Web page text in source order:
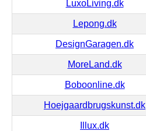
LuxoLiving.dk
Lepong.dk
DesignGaragen.dk
MoreLand.dk
Boboonline.dk
Hoejgaardbrugskunst.dk
Illux.dk